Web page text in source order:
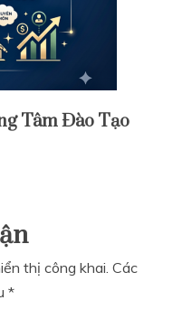
Tâm Đào Tạo
thị công khai. Các
*